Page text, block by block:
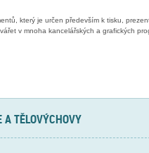
který je určen především k tisku,
v mnoha kancelářských a grafických
TĚLOVÝCHOVY